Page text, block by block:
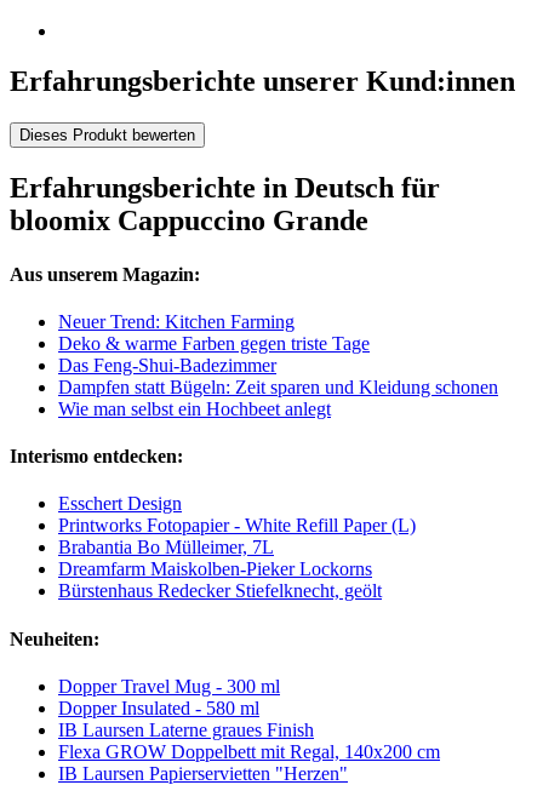
Erfahrungsberichte unserer Kund:innen
Dieses Produkt bewerten
Erfahrungsberichte in Deutsch für
bloomix Cappuccino Grande
Aus unserem Magazin:
Neuer Trend: Kitchen Farming
Deko & warme Farben gegen triste Tage
Das Feng-Shui-Badezimmer
Dampfen statt Bügeln: Zeit sparen und Kleidung schonen
Wie man selbst ein Hochbeet anlegt
Interismo entdecken:
Esschert Design
Printworks Fotopapier - White Refill Paper (L)
Brabantia Bo Mülleimer, 7L
Dreamfarm Maiskolben-Pieker Lockorns
Bürstenhaus Redecker Stiefelknecht, geölt
Neuheiten:
Dopper Travel Mug - 300 ml
Dopper Insulated - 580 ml
IB Laursen Laterne graues Finish
Flexa GROW Doppelbett mit Regal, 140x200 cm
IB Laursen Papierservietten "Herzen"